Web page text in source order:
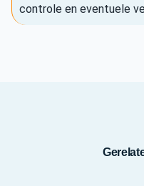
controle en eventuele